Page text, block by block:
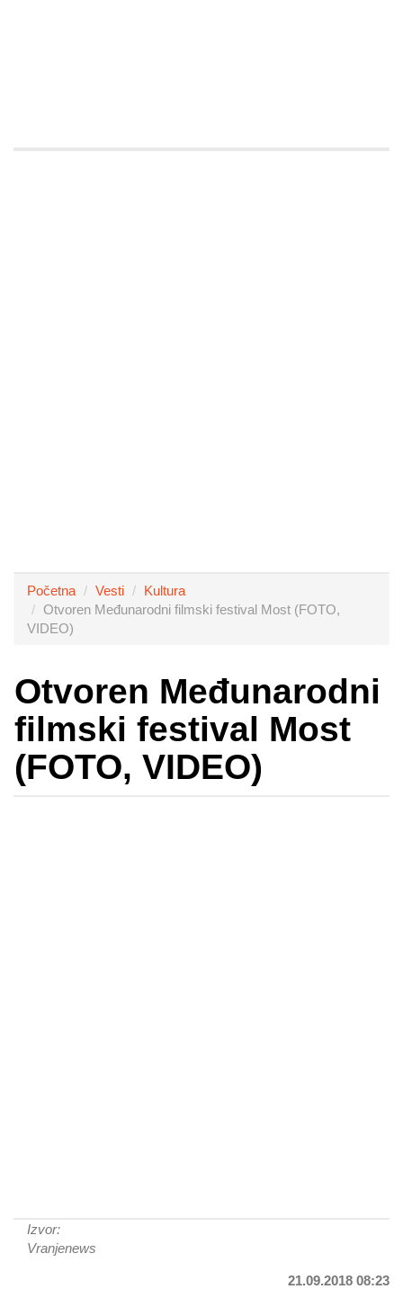
Početna Vesti
Kultura
Otvoren Međunarodni filmski festival Most (FOTO,
VIDEO)
Otvoren Međunarodni
filmski festival Most
(FOTO, VIDEO)
Izvor:
Vranjenews
21.09.2018 08:23